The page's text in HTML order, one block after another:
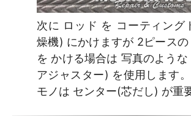
次に ロッド を コーティング
燥機) にかけますが 2ピース
を かける場合は 写真のよう
アジャスター) を使用します
モノは センター(芯だし) が重